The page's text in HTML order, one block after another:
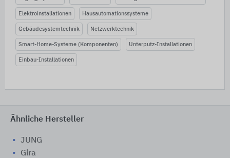
Elektroinstallationen Hausautomationssysteme
Gebäudesystemtechnik Netzwerktechnik
Smart-Home-Systeme (Komponenten) Unterputz-Installationen
Einbau-Installationen
Ähnliche Hersteller
JUNG
Gira